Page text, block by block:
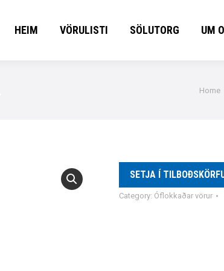
HEIM VÖRULISTI SÖLUTORG UM
You
Home
SETJA Í
Category: Óflokkaðar vörur